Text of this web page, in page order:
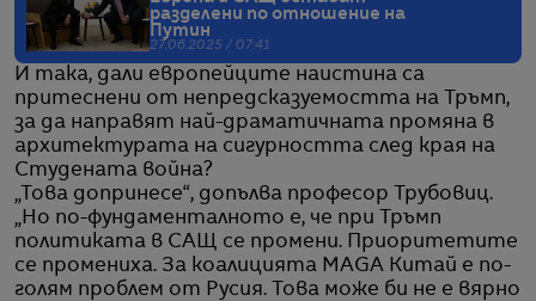
разделени по отношение на
Путин
27.06.2025 / 07:41
И така, дали европейците наистина са
притеснени от непредсказуемостта на Тръмп,
за да направят най-драматичната промяна в
архитектурата на сигурността след края на
Студената война?
„Това допринесе“, допълва професор Трубовиц.
„Но по-фундаменталното е, че при Тръмп
политиката в САЩ се промени. Приоритетите
се промениха. За коалицията MAGA Китай е по-
голям проблем от Русия. Това може би не е вярно